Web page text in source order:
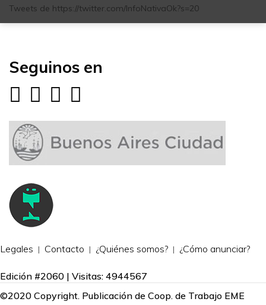
Tweets de https://twitter.com/InfoNativaOk?s=20
Seguinos en
Legales Contacto ¿Quiénes somos? ¿Cómo anunciar?
Edición #2060 | Visitas: 4944567
©2020 Copyright. Publicación de Coop. de Trabajo EME